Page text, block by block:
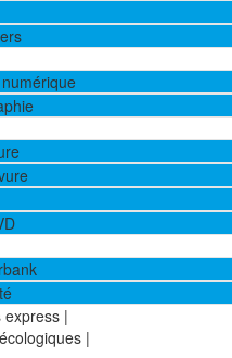
express |
|